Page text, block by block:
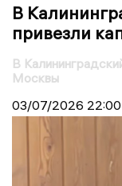
В
привезли
В
Москвы
03/07/2026 22:00